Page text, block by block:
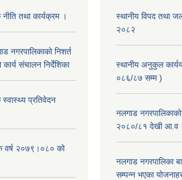
तथा कार्यक्रम ।
नगरपालिकाको निशर्त
संचालन निर्देशिका
स्वास्थ्य प्रतिवेदन
वर्ष २०७९।०८० को
स्थानीय विपद तथा
२०८२
स्थानीय अनुकुल
०८६/८७ सम्म )
नलगाड
२०८०/८१ देखी आ.व
नलगाड नगरपालिका
सम्पन्न भएका